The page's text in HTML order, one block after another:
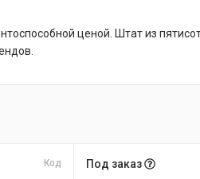
ценой. Штат из
Код Под заказ